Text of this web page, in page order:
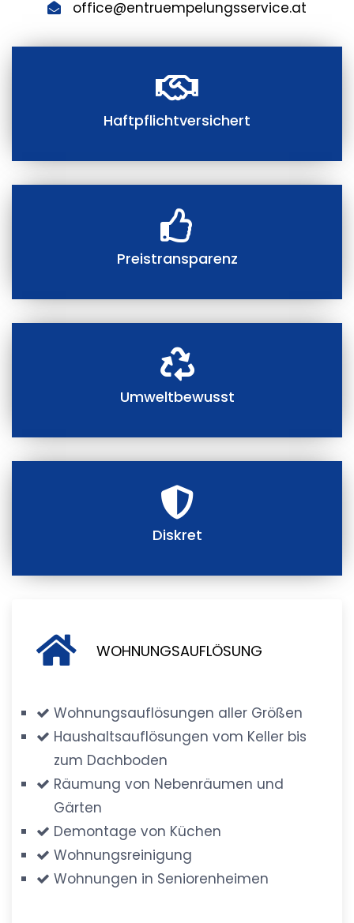
office@entruempelungsservice.at
Haftpflichtversichert
Preistransparenz
Umweltbewusst
Diskret
WOHNUNGSAUFLÖSUNG
Wohnungsauflösungen aller Größen
Haushaltsauflösungen vom Keller bis
zum Dachboden
Räumung von Nebenräumen und
Gärten
Demontage von Küchen
Wohnungsreinigung
Wohnungen in Seniorenheimen